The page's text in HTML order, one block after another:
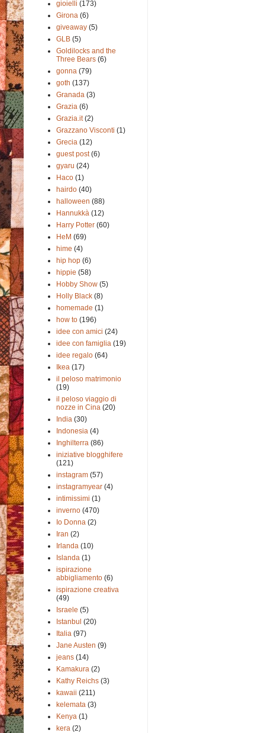
gioielli (173)
Girona (6)
giveaway (5)
GLB (5)
Goldilocks and the
Three Bears (6)
gonna (79)
goth (137)
Granada (3)
Grazia (6)
Grazia.it (2)
Grazzano Visconti (1)
Grecia (12)
guest post (6)
gyaru (24)
Haco (1)
hairdo (40)
halloween (88)
Hannukkà (12)
Harry Potter (60)
HeM (69)
hime (4)
hip hop (6)
hippie (58)
Hobby Show (5)
Holly Black (8)
homemade (1)
how to (196)
idee con amici (24)
idee con famiglia (19)
idee regalo (64)
Ikea (17)
il peloso matrimonio
(19)
il peloso viaggio di
nozze in Cina (20)
India (30)
Indonesia (4)
Inghilterra (86)
iniziative blogghifere
(121)
instagram (57)
instagramyear (4)
intimissimi (1)
inverno (470)
Io Donna (2)
Iran (2)
Irlanda (10)
Islanda (1)
ispirazione
abbigliamento (6)
ispirazione creativa
(49)
Israele (5)
Istanbul (20)
Italia (97)
Jane Austen (9)
jeans (14)
Kamakura (2)
Kathy Reichs (3)
kawaii (211)
kelemata (3)
Kenya (1)
kera (2)